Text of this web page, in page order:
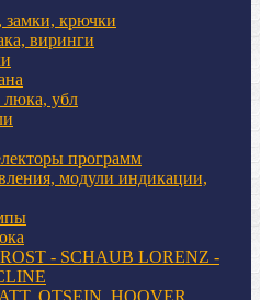
замки, крючки
виринги
люка, убл
программ
модули индикации,
- SCHAUB LORENZ -
OTSEIN, HOOVER,